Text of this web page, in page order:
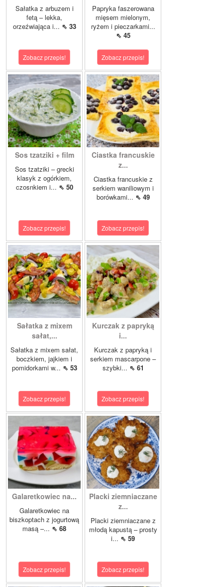
Sałatka z arbuzem i
fetą – lekka,
orzeźwiająca i... ⇖ 33
Zobacz przepis!
Papryka faszerowana
mięsem mielonym,
ryżem i pieczarkami...
⇖ 45
Zobacz przepis!
Sos tzatziki + film
Sos tzatziki – grecki
klasyk z ogórkiem,
czosnkiem i... ⇖ 50
Zobacz przepis!
Ciastka francuskie
z...
Ciastka francuskie z
serkiem waniliowym i
borówkami... ⇖ 49
Zobacz przepis!
Sałatka z mixem
sałat,...
Sałatka z mixem sałat,
boczkiem, jajkiem i
pomidorkami w... ⇖ 53
Zobacz przepis!
Kurczak z papryką
i...
Kurczak z papryką i
serkiem mascarpone –
szybki... ⇖ 61
Zobacz przepis!
Galaretkowiec na...
Galaretkowiec na
biszkoptach z jogurtową
masą –... ⇖ 68
Zobacz przepis!
Placki ziemniaczane
z...
Placki ziemniaczane z
młodą kapustą – prosty
i... ⇖ 59
Zobacz przepis!